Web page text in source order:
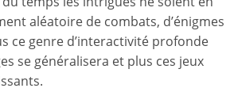
aléatoire de combats, d’énigmes
ce genre d’interactivité profonde
se généralisera et plus ces jeux